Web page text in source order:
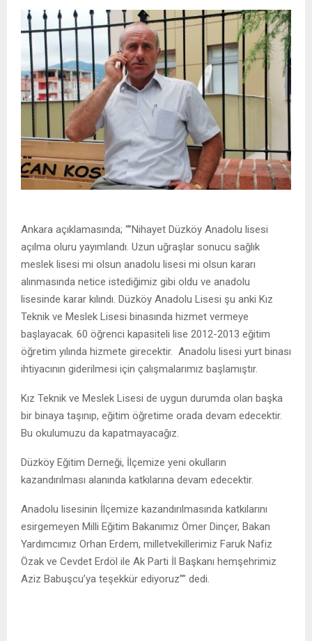
Ankara açıklamasında; “”Nihayet Düzköy Anadolu lisesi
açılma oluru yayımlandı. Uzun uğraşlar sonucu sağlık
meslek lisesi mi olsun anadolu lisesi mi olsun kararı
alınmasında netice istediğimiz gibi oldu ve anadolu
lisesinde karar kılındı. Düzköy Anadolu Lisesi şu anki Kız
Teknik ve Meslek Lisesi binasında hizmet vermeye
başlayacak. 60 öğrenci kapasiteli lise 2012-2013 eğitim
öğretim yılında hizmete girecektir. Anadolu lisesi yurt binası
ihtiyacının giderilmesi için çalışmalarımız başlamıştır.
Kız Teknik ve Meslek Lisesi de uygun durumda olan başka
bir binaya taşınıp, eğitim öğretime orada devam edecektir.
Bu okulumuzu da kapatmayacağız.
Düzköy Eğitim Derneği, İlçemize yeni okulların
kazandırılması alanında katkılarına devam edecektir.
Anadolu lisesinin İlçemize kazandırılmasında katkılarını
esirgemeyen Milli Eğitim Bakanımız Ömer Dinçer, Bakan
Yardımcımız Orhan Erdem, milletvekillerimiz Faruk Nafiz
Özak ve Cevdet Erdöl ile Ak Parti İl Başkanı hemşehrimiz
Aziz Babuşcu’ya teşekkür ediyoruz”” dedi.